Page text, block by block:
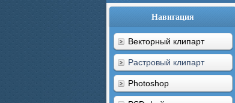
Навигация
Векторный клипарт
Растровый клипарт
Photoshop